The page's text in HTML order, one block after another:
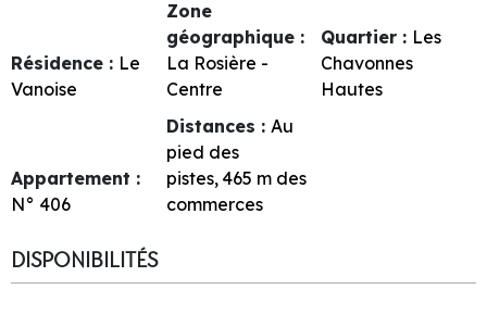
Résidence : Le
Vanoise
Zone
géographique :
La Rosière -
Centre
Quartier : Les
Chavonnes
Hautes
Appartement :
N° 406
Distances : Au
pied des
pistes 465 m des
commerces
DISPONIBILITÉS